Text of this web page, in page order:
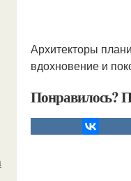
Архитекторы
вдохновение и
Понравилось?